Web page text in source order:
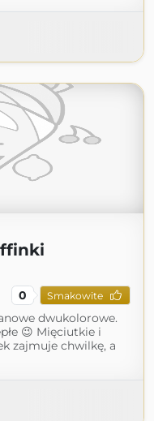
0 Smakowite
dwukolorowe.
😉 Mięciutkie i
zajmuje chwilkę, a